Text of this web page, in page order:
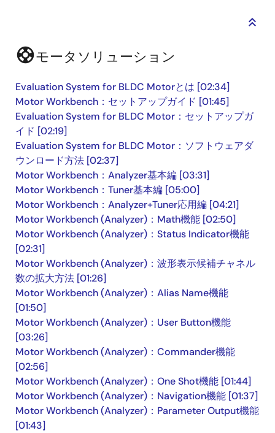
keyboard_double_arrow_up
supportモータソリューション
Evaluation System for BLDC Motorとは [02:34]
Motor Workbench：セットアップガイド [01:45]
Evaluation System for BLDC Motor：セットアップガ
イド [02:19]
Evaluation System for BLDC Motor：ソフトウェアダ
ウンロード方法 [02:37]
Motor Workbench：Analyzer基本編 [03:31]
Motor Workbench：Tuner基本編 [05:00]
Motor Workbench：Analyzer+Tuner応用編 [04:21]
Motor Workbench (Analyzer)：Math機能 [02:50]
Motor Workbench (Analyzer)：Status Indicator機能
[02:31]
Motor Workbench (Analyzer)：波形表示候補チャネル
数の拡大方法 [01:26]
Motor Workbench (Analyzer)：Alias Name機能
[01:50]
Motor Workbench (Analyzer)：User Button機能
[03:26]
Motor Workbench (Analyzer)：Commander機能
[02:56]
Motor Workbench (Analyzer)：One Shot機能 [01:44]
Motor Workbench (Analyzer)：Navigation機能 [01:37]
Motor Workbench (Analyzer)：Parameter Output機能
[01:43]